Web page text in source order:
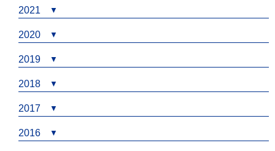
2021
2020
2019
2018
2017
2016